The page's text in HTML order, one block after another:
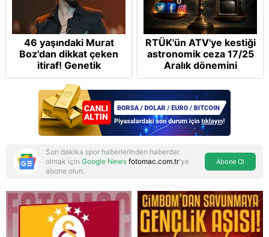
Reddet
46 yaşındaki Murat
Boz'dan dikkat çeken
itiraf! Genetik
korkusunu açıkladı
RTÜK'ün ATV'ye kestiği
astronomik ceza 17/25
Aralık dönemini
anımsattı! Milli yayınlara
"yaptırım" kıskacı:
Turkuvaz Medya neden
hedefte?
Son dakika spor haberlerinden haberdar
olmak için Google News fotomac.com.tr'ye
abone olun.
Abone Ol